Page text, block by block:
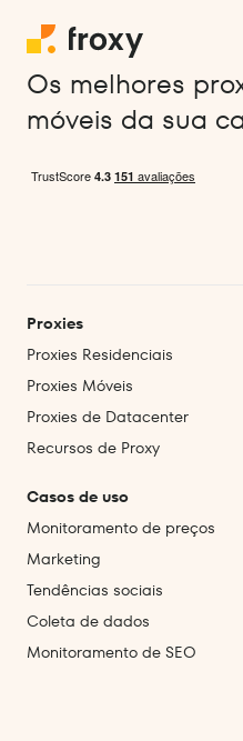
Os melhores
móveis da sua
Proxies
Proxies Residenciais
Proxies Móveis
Proxies de Datacenter
Recursos de Proxy
Casos de uso
Monitoramento de preços
Marketing
Tendências sociais
Coleta de dados
Monitoramento de SEO